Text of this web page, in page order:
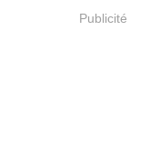
Publicité